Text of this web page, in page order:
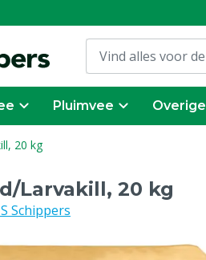
Pluimvee Overige
20 kg
Larvakill, 20 kg
Schippers